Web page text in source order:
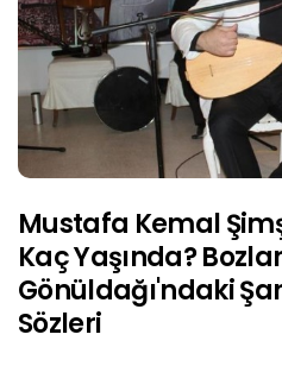
Mustafa Kemal
Kaç Yaşında?
Gönüldağı'ndaki
Sözleri